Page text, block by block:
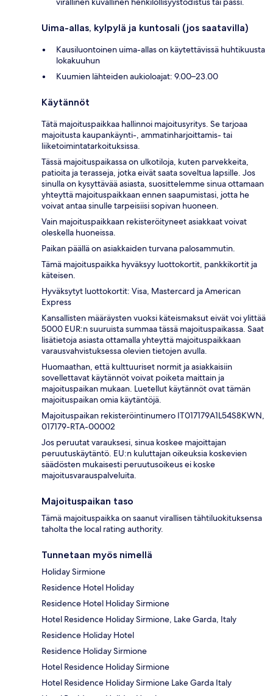
Uima-allas, kylpylä ja kuntosali (jos saatavilla)
Kausiluontoinen uima-allas on käytettävissä huhtikuusta
lokakuuhun
Kuumien lähteiden aukioloajat: 9.00–23.00
Käytännöt
Tätä majoituspaikkaa hallinnoi majoitusyritys. Se tarjoaa
majoitusta kaupankäynti-, ammatinharjoittamis- tai
liiketoimintatarkoituksissa.
Tässä majoituspaikassa on ulkotiloja, kuten parvekkeita,
patioita ja terasseja, jotka eivät saata soveltua lapsille. Jos
sinulla on kysyttävää asiasta, suosittelemme sinua ottamaan
yhteyttä majoituspaikkaan ennen saapumistasi, jotta he
voivat antaa sinulle tarpeisiisi sopivan huoneen.
Vain majoituspaikkaan rekisteröityneet asiakkaat voivat
oleskella huoneissa.
Paikan päällä on asiakkaiden turvana palosammutin.
Tämä majoituspaikka hyväksyy luottokortit, pankkikortit ja
käteisen.
Hyväksytyt luottokortit: Visa, Mastercard ja American
Express
Kansallisten määräysten vuoksi käteismaksut eivät voi ylittää
5000 EUR:n suuruista summaa tässä majoituspaikassa. Saat
lisätietoja asiasta ottamalla yhteyttä majoituspaikkaan
varausvahvistuksessa olevien tietojen avulla.
Huomaathan, että kulttuuriset normit ja asiakkaisiin
sovellettavat käytännöt voivat poiketa maittain ja
majoituspaikan mukaan. Luetellut käytännöt ovat tämän
majoituspaikan omia käytäntöjä.
Majoituspaikan rekisteröintinumero IT017179A1L54S8KWN,
017179-RTA-00002
Jos peruutat varauksesi, sinua koskee majoittajan
peruutuskäytäntö. EU:n kuluttajan oikeuksia koskevien
säädösten mukaisesti peruutusoikeus ei koske
majoitusvarauspalveluita.
Majoituspaikan taso
Tämä majoituspaikka on saanut virallisen tähtiluokituksensa
taholta the local rating authority.
Tunnetaan myös nimellä
Holiday Sirmione
Residence Hotel Holiday
Residence Hotel Holiday Sirmione
Hotel Residence Holiday Sirmione, Lake Garda, Italy
Residence Holiday Hotel
Residence Holiday Sirmione
Hotel Residence Holiday Sirmione
Hotel Residence Holiday Sirmione Lake Garda Italy